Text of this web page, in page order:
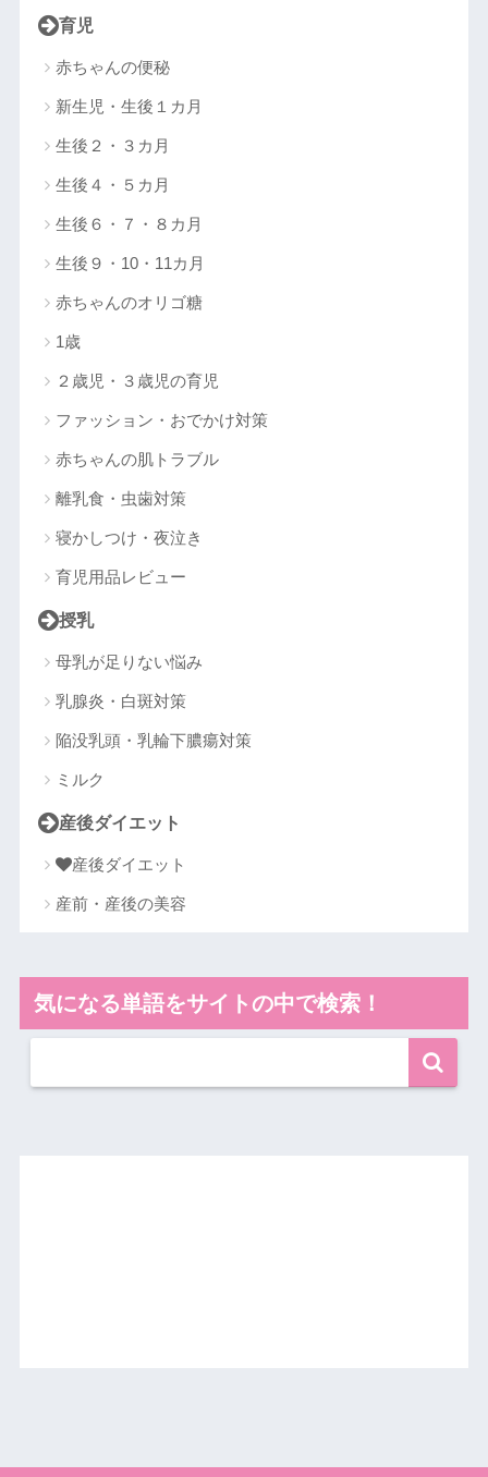
育児
赤ちゃんの便秘
新生児・生後１カ月
生後２・３カ月
生後４・５カ月
生後６・７・８カ月
生後９・10・11カ月
赤ちゃんのオリゴ糖
1歳
２歳児・３歳児の育児
ファッション・おでかけ対策
赤ちゃんの肌トラブル
離乳食・虫歯対策
寝かしつけ・夜泣き
育児用品レビュー
授乳
母乳が足りない悩み
乳腺炎・白斑対策
陥没乳頭・乳輪下膿瘍対策
ミルク
産後ダイエット
産後ダイエット
産前・産後の美容
気になる単語をサイトの中で検索！